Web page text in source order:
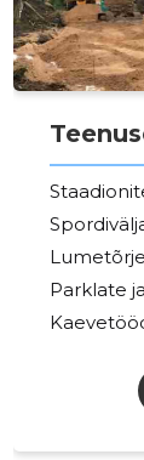
Lumetõrje
Parklate